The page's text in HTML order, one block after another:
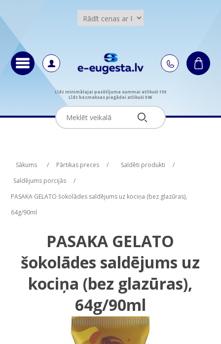
Līdz minimālajai pasūtījuma summai atlikuši 15€
Līdz bezmaksas piegādei atlikuši 50€
Sākums / Pārtikas preces / Saldēti produkti
/
Saldējums porcijās
/
PASAKA GELATO šokolādes saldējums uz kociņa (bez glazūras),
64g/90ml
PASAKA GELATO
šokolādes saldējums uz
kociņa (bez glazūras),
64g/90ml